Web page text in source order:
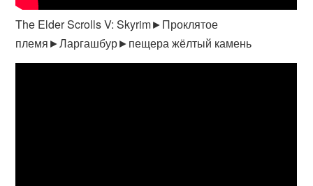
The Elder Scrolls V: Skyrim►Проклятое
племя►Ларгашбур►пещера жёлтый камень